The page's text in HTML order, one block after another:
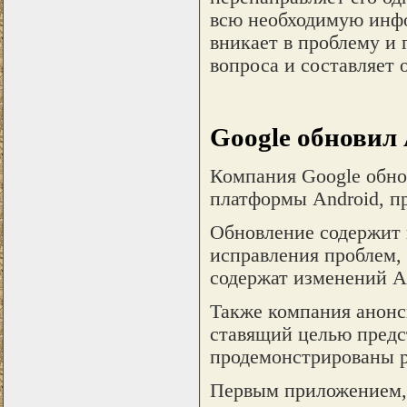
всю необходимую
вникает в проблему и
вопроса и составляет
Google
Компания Google
платформы Android,
Обновление
исправления
содержат изменений
Также компания
ставящий целью
продемонстрированы
Первым